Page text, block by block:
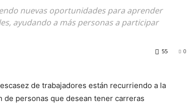
nuevas oportunidades para aprender
ayudando a más personas a participar
0
55
de trabajadores están recurriendo a la
de personas que desean tener carreras